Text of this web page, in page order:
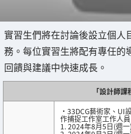
實習生們將在討論後設立個人
務。每位實習生將配有專任的
回饋與建議中快速成長。
「設計師
・33DCG藝術家、UI
作捕捉工作室工作人員
1. 2024年8月5日(週